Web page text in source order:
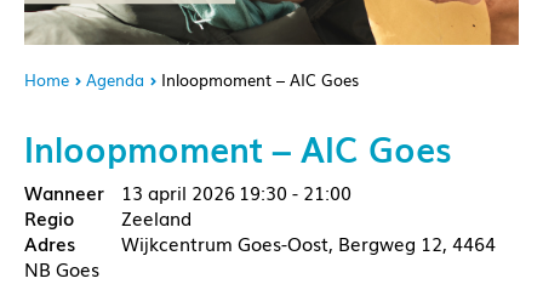
Home Agenda Inloopmoment – AIC Goes
Inloopmoment – AIC Goes
13 april 2026 19:30 - 21:00
Zeeland
Wijkcentrum Goes-Oost, Bergweg 12, 4464
NB Goes